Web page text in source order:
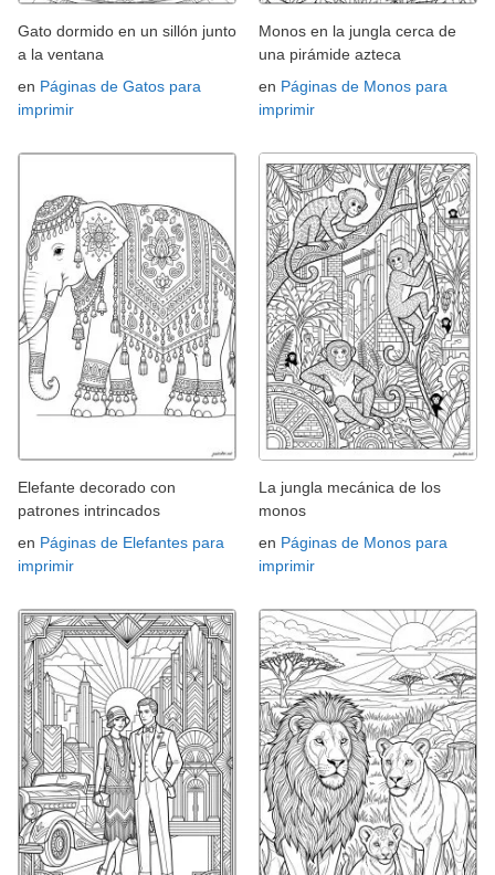
Gato dormido en un sillón junto
a la ventana
en Páginas de Gatos para
imprimir
Monos en la jungla cerca de
una pirámide azteca
en Páginas de Monos para
imprimir
Elefante decorado con
patrones intrincados
en Páginas de Elefantes para
imprimir
La jungla mecánica de los
monos
en Páginas de Monos para
imprimir